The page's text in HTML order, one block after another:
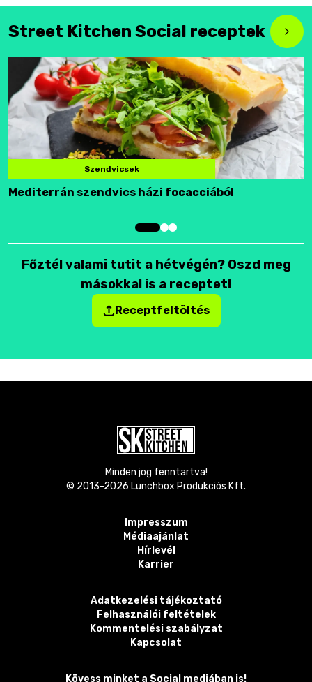
Street Kitchen Social receptek
Szendvicsek
Mediterrán szendvics házi focacciából
Főztél valami tutit a hétvégén? Oszd meg
másokkal is a receptet!
Receptfeltöltés
Minden jog fenntartva!
© 2013-2026 Lunchbox Produkciós Kft.
Impresszum
Médiaajánlat
Hírlevél
Karrier
Adatkezelési tájékoztató
Felhasználói feltételek
Kommentelési szabályzat
Kapcsolat
Kövess minket a Social mediában is!